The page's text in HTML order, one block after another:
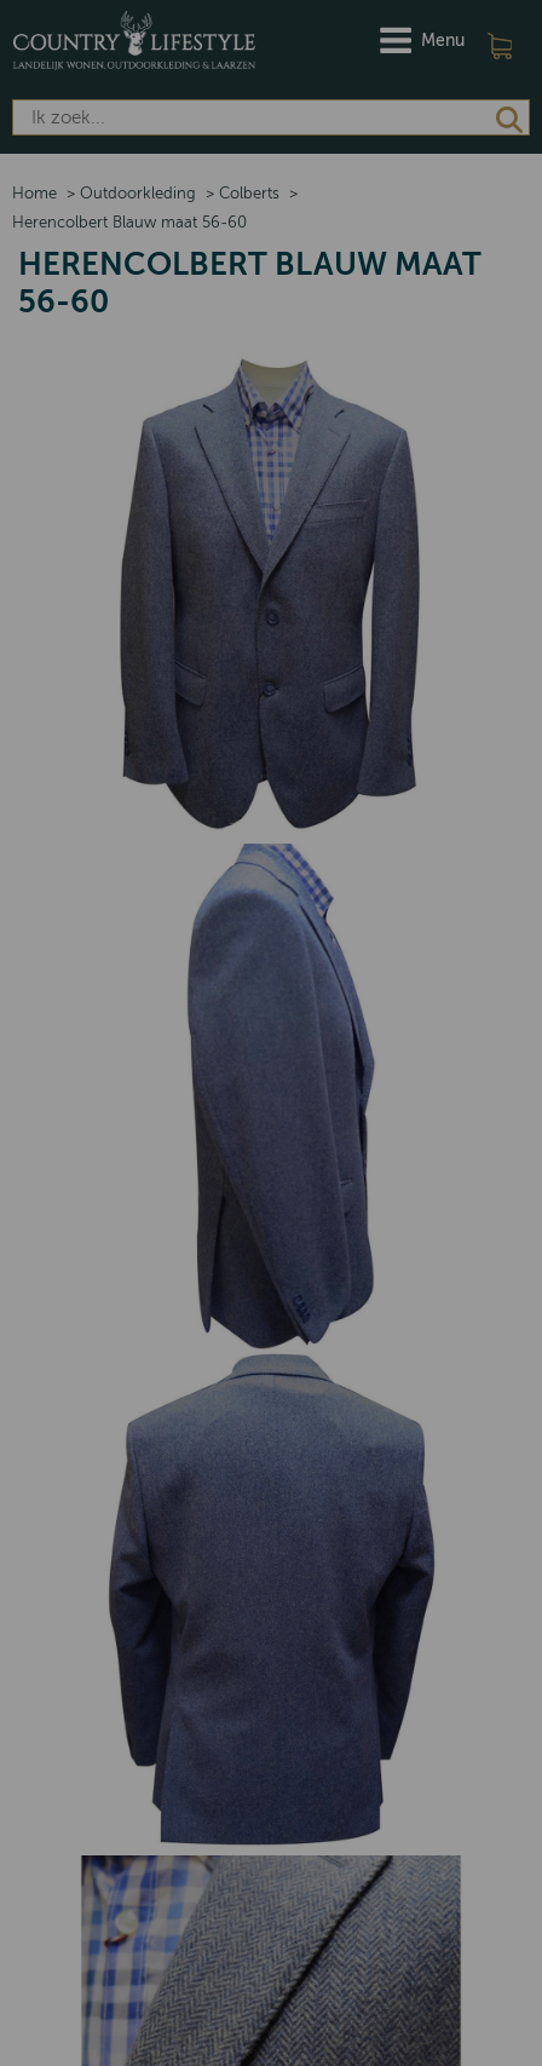
Menu
Home > Outdoorkleding > Colberts
>
Herencolbert Blauw maat 56-60
HERENCOLBERT BLAUW MAAT
56-60